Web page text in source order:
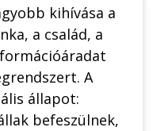
kihívása a
a család, a
A
állapot:
befeszülnek,